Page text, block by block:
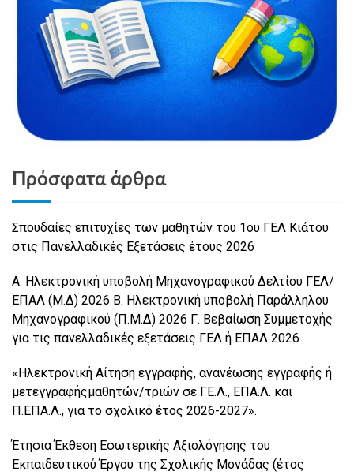
Πρόσφατα άρθρα
Σπουδαίες επιτυχίες των μαθητών του 1ου ΓΕΛ Κιάτου
στις Πανελλαδικές Εξετάσεις έτους 2026
Α. Ηλεκτρονική υποβολή Μηχανογραφικού Δελτίου ΓΕΛ/
ΕΠΑΛ (Μ.Δ) 2026 Β. Ηλεκτρονική υποβολή Παράλληλου
Μηχανογραφικού (Π.Μ.Δ) 2026 Γ. Βεβαίωση Συμμετοχής
για τις πανελλαδικές εξετάσεις ΓΕΛ ή ΕΠΑΛ 2026
«Ηλεκτρονική Αίτηση εγγραφής, ανανέωσης εγγραφής ή
μετεγγραφήςμαθητών/τριών σε ΓΕ.Λ., ΕΠΑ.Λ. και
Π.ΕΠΑ.Λ., για το σχολικό έτος 2026-2027».
Έτησια Έκθεση Εσωτερικής Αξιολόγησης του
Εκπαιδευτικού Έργου της Σχολικής Μονάδας (έτος